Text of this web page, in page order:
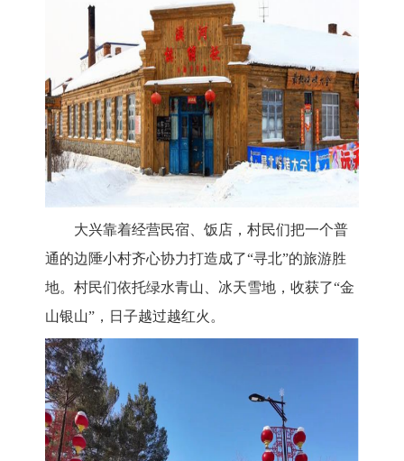
大兴靠着经营民宿、饭店，村民们把一个普
通的边陲小村齐心协力打造成了“寻北”的旅游胜
地。村民们依托绿水青山、冰天雪地，收获了“金
山银山”，日子越过越红火。